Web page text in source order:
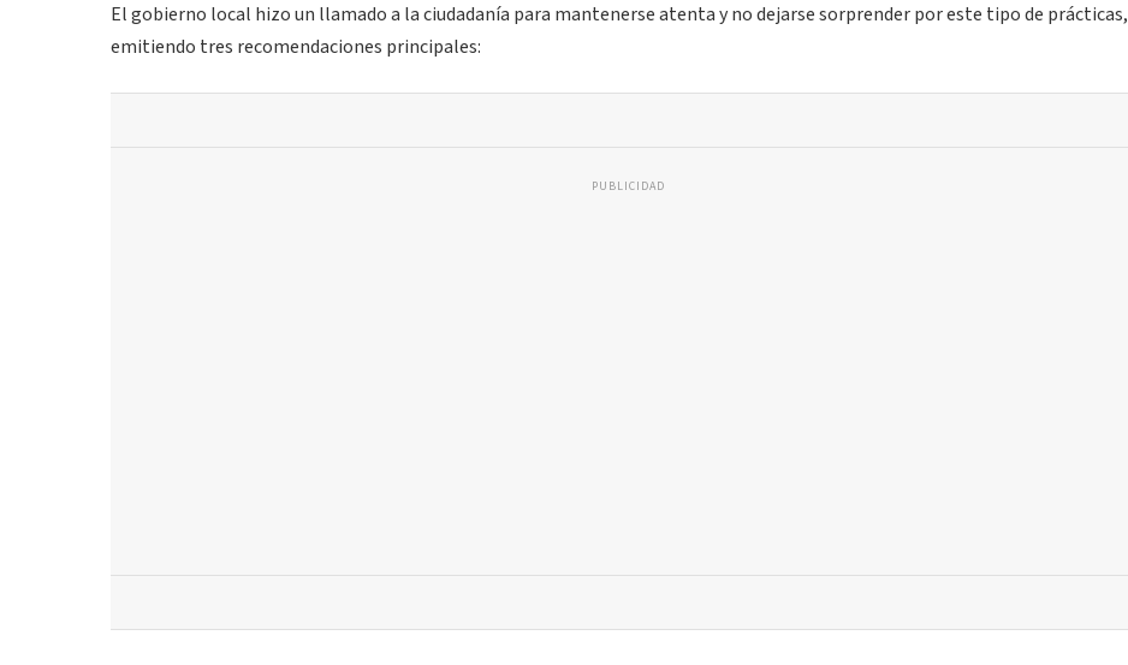
El gobierno local hizo un llamado a la ciudadanía para mantenerse atenta y no dejarse sorprender por este tipo de prácticas,
emitiendo tres recomendaciones principales:
PUBLICIDAD